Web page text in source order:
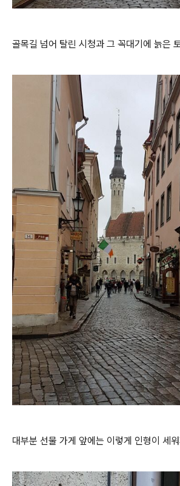
골목길 넘어 탈린 시청과 그 꼭대기에 늙은
대부분 선물 가게 앞에는 이렇게 인형이 세